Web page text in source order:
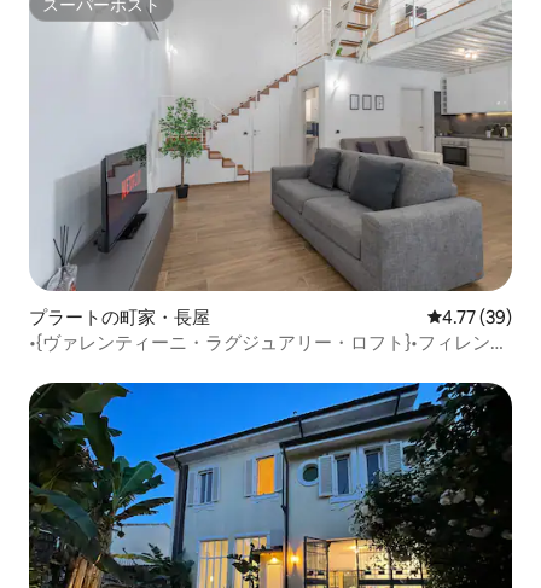
スーパーホスト
スーパーホスト
プラートの町家・長屋 レビュー39
4.77 (39)
•{ヴァレンティーニ・ラグジュアリー・ロフト}•フィレンツ